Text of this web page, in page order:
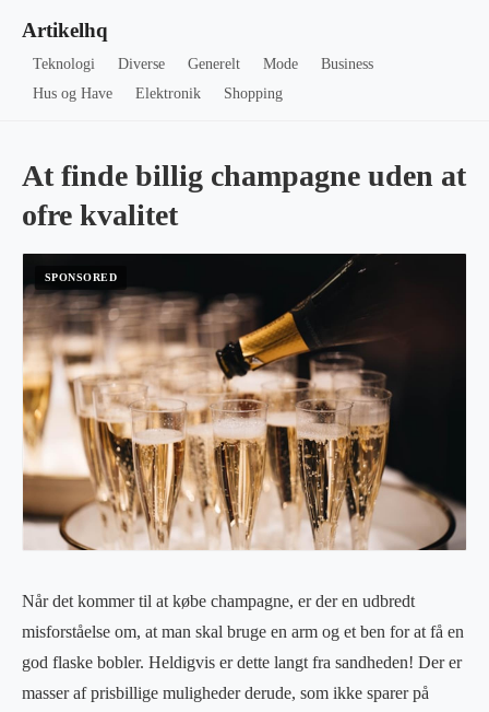
Artikelhq
Teknologi Diverse Generelt Mode
Business
Hus og Have
Elektronik Shopping
At finde billig champagne uden at
ofre kvalitet
Når det kommer til at købe champagne, er der en udbredt
misforståelse om, at man skal bruge en arm og et ben for at få en
god flaske bobler. Heldigvis er dette langt fra sandheden! Der er
masser af prisbillige muligheder derude, som ikke sparer på